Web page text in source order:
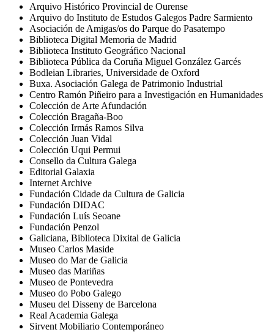
Arquivo Histórico Provincial de Ourense
Arquivo do Instituto de Estudos Galegos Padre Sarmiento
Asociación de Amigas/os do Parque do Pasatempo
Biblioteca Digital Memoria de Madrid
Biblioteca Instituto Geográfico Nacional
Biblioteca Pública da Coruña Miguel González Garcés
Bodleian Libraries, Universidade de Oxford
Buxa. Asociación Galega de Patrimonio Industrial
Centro Ramón Piñeiro para a Investigación en Humanidades
Colección de Arte Afundación
Colección Bragaña-Boo
Colección Irmás Ramos Silva
Colección Juan Vidal
Colección Uqui Permui
Consello da Cultura Galega
Editorial Galaxia
Internet Archive
Fundación Cidade da Cultura de Galicia
Fundación DIDAC
Fundación Luís Seoane
Fundación Penzol
Galiciana, Biblioteca Dixital de Galicia
Museo Carlos Maside
Museo do Mar de Galicia
Museo das Mariñas
Museo de Pontevedra
Museo do Pobo Galego
Museu del Disseny de Barcelona
Real Academia Galega
Sirvent Mobiliario Contemporáneo